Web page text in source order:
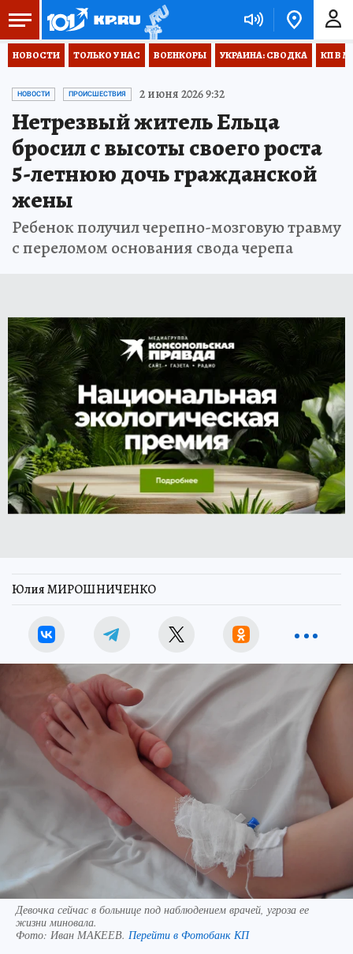
НОВОСТИ ТОЛЬКО У НАС ВОЕНКОРЫ УКРАИНА: СВОДКА КП В
НОВОСТИ ПРОИСШЕСТВИЯ 2 июня 2026 9:32
Нетрезвый житель Ельца
бросил с высоты своего роста
5-летнюю дочь гражданской
жены
Ребенок получил черепно-мозговую травму
с переломом основания свода черепа
Юлия МИРОШНИЧЕНКО
Девочка сейчас в больнице под наблюдением врачей, угроза ее
жизни миновала.
Фото: Иван МАКЕЕВ. Перейти в Фотобанк КП